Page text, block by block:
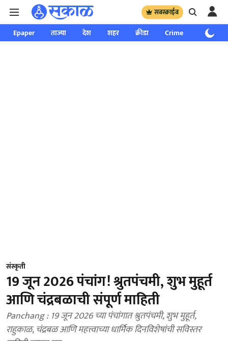
सबस्क्राईब
Epaper ताज्या देश शहर क्रीडा Crime साप्ताहिक
संस्कृती
19 जून 2026 पंचांग! श्रुतपंचमी, शुभ मुहूर्त
आणि चंद्रबळाची संपूर्ण माहिती
Panchang : 19 जून 2026 च्या पंचांगात श्रुतपंचमी, शुभ मुहूर्त,
राहुकाळ, चंद्रबळ आणि महत्त्वाच्या धार्मिक दिनविशेषांची सविस्तर